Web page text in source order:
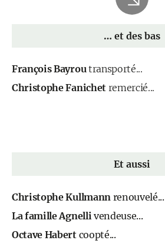
… et des bas
François Bayroutransporté...
Christophe Fanichetremercié...
Et aussi
Christophe Kullmannrenouvelé...
La famille Agnellivendeuse...
Octave Habertcoopté...